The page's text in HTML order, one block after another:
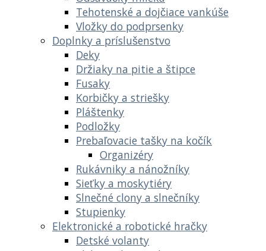
Tehotenské a dojčiace vankúše
Vložky do podprsenky
Doplnky a príslušenstvo
Deky
Držiaky na pitie a štipce
Fusaky
Korbičky a striešky
Pláštenky
Podložky
Prebaľovacie tašky na kočík
Organizéry
Rukávniky a nánožníky
Sieťky a moskytiéry
Slnečné clony a slnečníky
Stupienky
Elektronické a robotické hračky
Detské volanty